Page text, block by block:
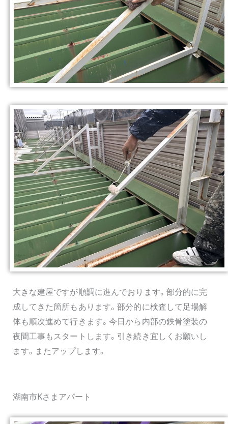
大きな建屋ですが順調に進んでおります。部分的に完
成してきた箇所もあります。部分的に検査して足場解
体も順次進めて行きます。今日から内部の鉄骨塗装の
夜間工事もスタートします。引き続き宜しくお願いし
ます。またアップします。
湖南市Kさまアパート